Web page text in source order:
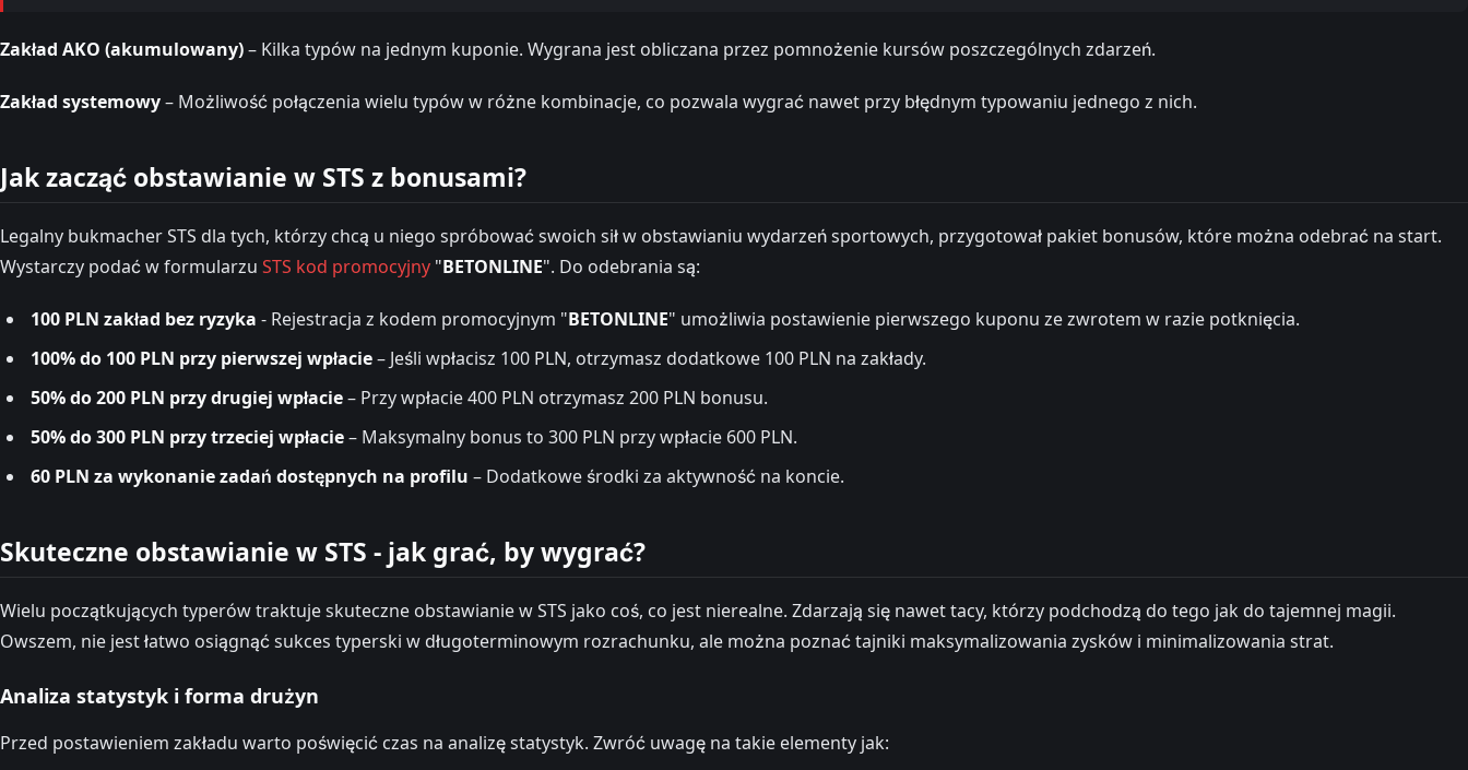
Zakład AKO (akumulowany)– Kilka typów na jednym kuponie. Wygrana jest obliczana przez pomnożenie kursów poszczególnych zdarzeń.
Zakład systemowy– Możliwość połączenia wielu typów w różne kombinacje, co pozwala wygrać nawet przy błędnym typowaniu jednego z nich.
Jak zacząć obstawianie w STS z bonusami?
Legalny bukmacher STS dla tych, którzy chcą u niego spróbować swoich sił w obstawianiu wydarzeń sportowych, przygotował pakiet bonusów, które można odebrać na start.
Wystarczy podać w formularzu STS kod promocyjny "BETONLINE". Do odebrania są:
100 PLN zakład bez ryzyka - Rejestracja z kodem promocyjnym "BETONLINE" umożliwia postawienie pierwszego kuponu ze zwrotem w razie potknięcia.
100% do 100 PLN przy pierwszej wpłacie– Jeśli wpłacisz 100 PLN, otrzymasz dodatkowe 100 PLN na zakłady.
50% do 200 PLN przy drugiej wpłacie– Przy wpłacie 400 PLN otrzymasz 200 PLN bonusu.
50% do 300 PLN przy trzeciej wpłacie– Maksymalny bonus to 300 PLN przy wpłacie 600 PLN.
60 PLN za wykonanie zadań dostępnych na profilu – Dodatkowe środki za aktywność na koncie.
Skuteczne obstawianie w STS - jak grać, by wygrać?
Wielu początkujących typerów traktuje skuteczne obstawianie w STS jako coś, co jest nierealne. Zdarzają się nawet tacy, którzy podchodzą do tego jak do tajemnej magii.
Owszem, nie jest łatwo osiągnąć sukces typerski w długoterminowym rozrachunku, ale można poznać tajniki maksymalizowania zysków i minimalizowania strat.
Analiza statystyk i forma drużyn
Przed postawieniem zakładu warto poświęcić czas na analizę statystyk. Zwróć uwagę na takie elementy jak: